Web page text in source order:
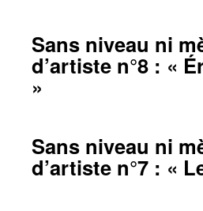
Sans niveau ni
d’artiste n°8 : «
»
Sans niveau ni
d’artiste n°7 : «